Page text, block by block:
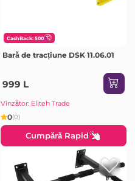
CashBack: 500
Bară de tracțiune DSK 11.06.01
999 L
Vînzător: Eliteh Trade
0(0)
Cumpără Rapid